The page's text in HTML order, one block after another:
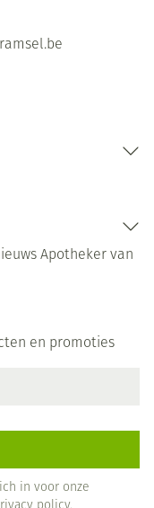
Apotheker van
en promoties
in voor onze